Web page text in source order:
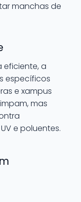
manchas de
eficiente, a
específicos
e xampus
mas
e poluentes.